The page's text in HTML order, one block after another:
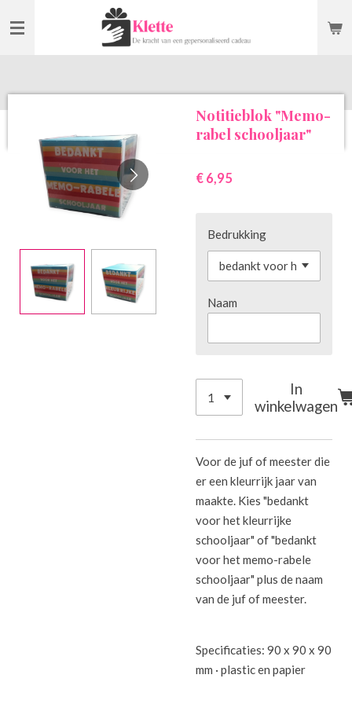
direct
hoofdinhoud
Notitieblok "Memo-
rabel schooljaar"
€ 6,95
Bedrukking
Naam
In
winkelwagen
Voor de juf of meester die
er een kleurrijk jaar van
maakte. Kies "bedankt
voor het kleurrijke
schooljaar" of "bedankt
voor het memo-rabele
schooljaar" plus de naam
van de juf of meester.
Specificaties: 90 x 90 x 90
mm · plastic en papier